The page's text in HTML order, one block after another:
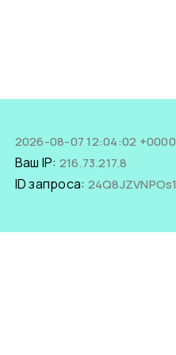
2026-08-07 12:04:02 +0000
Ваш IP: 216.73.217.8
ID запроса: 24Q8JZVNPOs1